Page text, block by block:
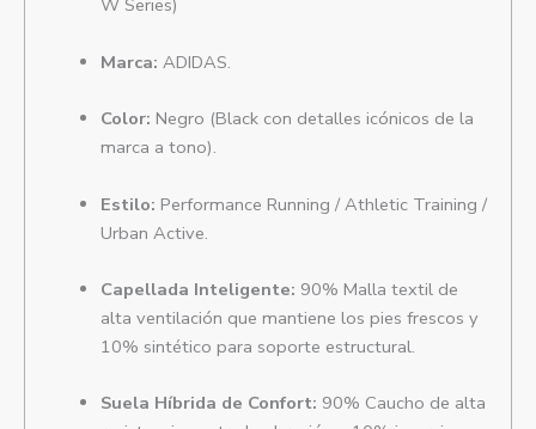
W Series)
Marca: ADIDAS.
Color: Negro (Black con detalles icónicos de la
marca a tono).
Estilo: Performance Running / Athletic Training /
Urban Active.
Capellada Inteligente: 90% Malla textil de
alta ventilación que mantiene los pies frescos y
10% sintético para soporte estructural.
Suela Híbrida de Confort: 90% Caucho de alta